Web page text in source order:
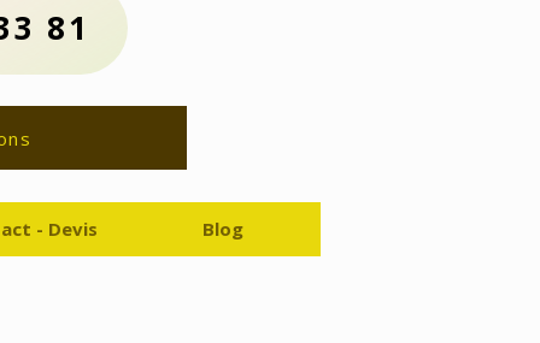
81
- Devis Blog